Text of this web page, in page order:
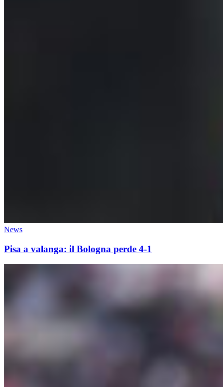
News
Pisa a valanga: il Bologna perde 4-1